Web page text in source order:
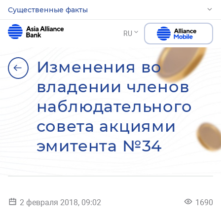
Существенные факты
RU
Изменения во
владении членов
наблюдательного
совета акциями
эмитента №34
2 февраля 2018, 09:02 1690